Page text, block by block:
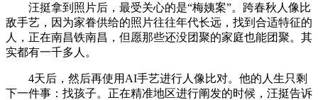
汪挺拿到照片后，最受关心的是“梅姨案”。跨春秋人像比
敌手艺，因为家眷供给的照片往往年代长远，找到合适特征的
人，正在南昌铁南昌，但愿那些还没团聚的家庭也能团聚。其
实都有一千多人。
4天后，然后再使用AI手艺进行人像比对。他的人生只剩
下一件事：找孩子。正在精准地区进行阐发的时候，汪挺告诉